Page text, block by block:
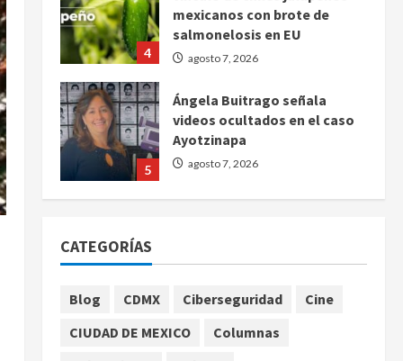
4
mexicanos con brote de
salmonelosis en EU
agosto 7, 2026
5
Ángela Buitrago señala
videos ocultados en el caso
Ayotzinapa
agosto 7, 2026
2026
agosto 7, 2026
Colombia despide al
CATEGORÍAS
Blog CDMX Ciberseguridad
Cine
CIUDAD DE MEXICO
Columnas